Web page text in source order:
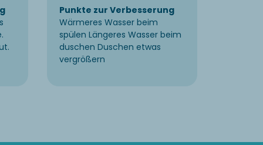
Punkte zur Verbesserung
Wärmeres Wasser beim
spülen Längeres Wasser beim
duschen Duschen etwas
vergrößern